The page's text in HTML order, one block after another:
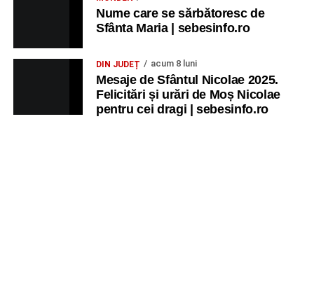
JOI, 27 AUGUST 2026
Grădina Muzeului Municipal „Ioan
Raica” Sebeș
Sărbătoarea Seniorilor
– festivitatea de
Nume care se sărbătoresc de
Sfânta Maria | sebesinfo.ro
DIN JUDEȚ acum 8 luni
Mesaje de Sfântul Nicolae 2025.
Felicitări și urări de Moș Nicolae
pentru cei dragi | sebesinfo.ro